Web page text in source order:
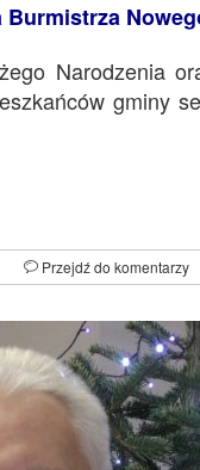
Narodzenia
gminy
Przejdź do komentarzy